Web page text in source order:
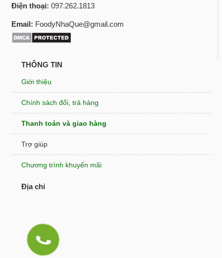
Điện thoại: 097.262.1813
Email: FoodyNhaQue@gmail.com
THÔNG TIN
Giới thiệu
Chính sách đổi, trả hàng
Thanh toán và giao hàng
Trợ giúp
Chương trình khuyến mãi
Địa chỉ